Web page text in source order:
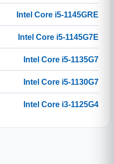
Intel Core i5-1145GRE
Intel Core i5-1145G7E
Intel Core i5-1135G7
Intel Core i5-1130G7
Intel Core i3-1125G4